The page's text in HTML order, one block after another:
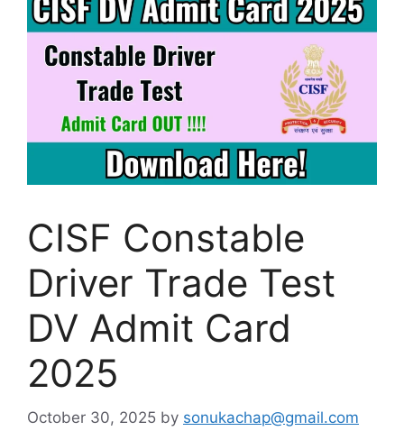
CISF Constable
Driver Trade Test
DV Admit Card
2025
October 30, 2025 by sonukachap@gmail.com